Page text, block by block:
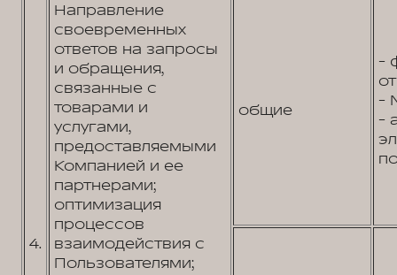
4.
Направление
своевременных
ответов на запросы
и обращения,
связанные с
товарами и
услугами,
предоставляемыми
Компанией и ее
партнерами;
оптимизация
процессов
взаимодействия с
Пользователями;
общие
-
-
-